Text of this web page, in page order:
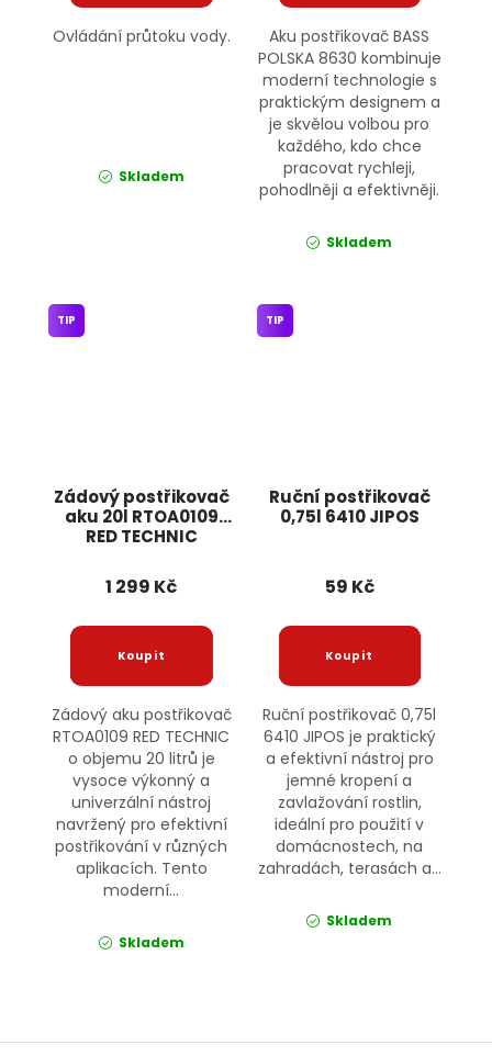
Ovládání průtoku vody.
Skladem
Aku postřikovač BASS
POLSKA 8630 kombinuje
moderní technologie s
praktickým designem a
je skvělou volbou pro
každého, kdo chce
pracovat rychleji,
pohodlněji a efektivněji.
Skladem
Zádový postřikovač
aku 20l RTOA0109
RED TECHNIC
TIP
1 299 Kč
Zádový aku postřikovač
RTOA0109 RED TECHNIC
o objemu 20 litrů je
vysoce výkonný a
univerzální nástroj
navržený pro efektivní
postřikování v různých
aplikacích. Tento
moderní...
Skladem
Ruční postřikovač
0,75l 6410 JIPOS
TIP
59 Kč
Ruční postřikovač 0,75l
6410 JIPOS je praktický
a efektivní nástroj pro
jemné kropení a
zavlažování rostlin,
ideální pro použití v
domácnostech, na
zahradách, terasách a...
Skladem